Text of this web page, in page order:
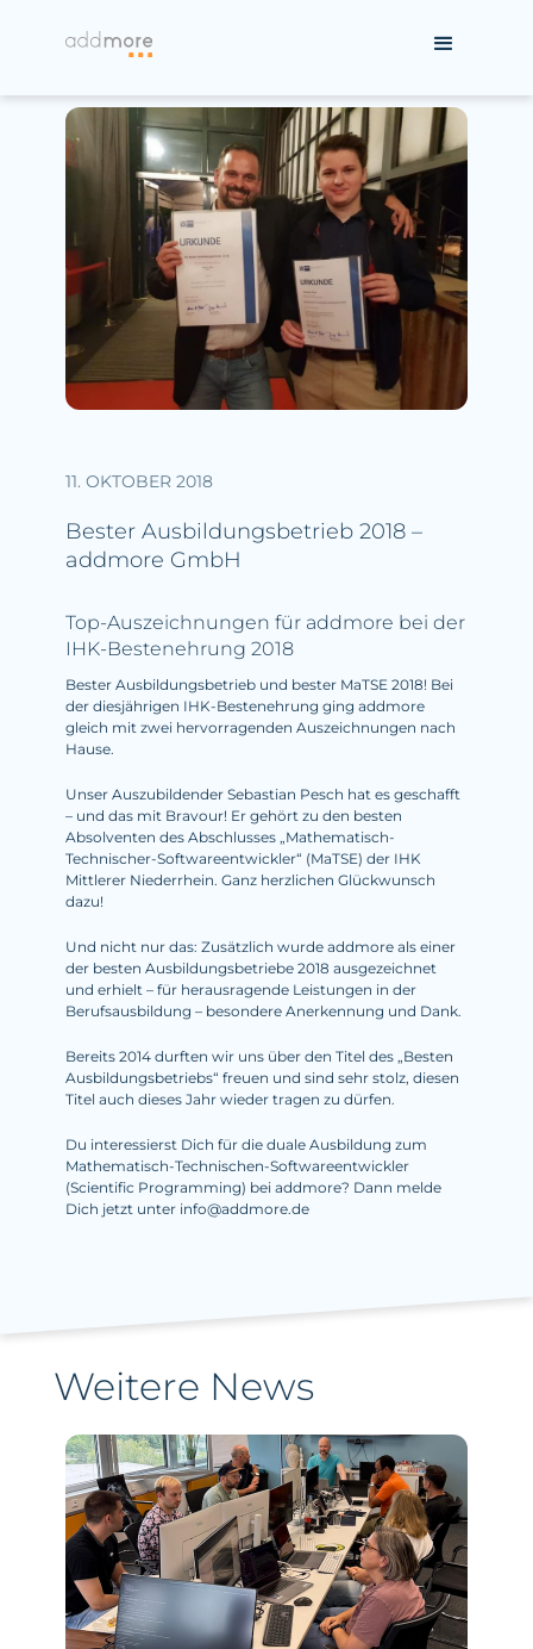
11. OKTOBER 2018
Bester Ausbildungsbetrieb 2018 –
addmore GmbH
Top-Auszeichnungen für addmore bei der
IHK-Bestenehrung 2018
Bester Ausbildungsbetrieb und bester MaTSE 2018! Bei
der diesjährigen IHK-Bestenehrung ging addmore
gleich mit zwei hervorragenden Auszeichnungen nach
Hause.
Unser Auszubildender Sebastian Pesch hat es geschafft
– und das mit Bravour! Er gehört zu den besten
Absolventen des Abschlusses „Mathematisch-
Technischer-Softwareentwickler“ (MaTSE) der IHK
Mittlerer Niederrhein. Ganz herzlichen Glückwunsch
dazu!
Und nicht nur das: Zusätzlich wurde addmore als einer
der besten Ausbildungsbetriebe 2018 ausgezeichnet
und erhielt – für herausragende Leistungen in der
Berufsausbildung – besondere Anerkennung und Dank.
Bereits 2014 durften wir uns über den Titel des „Besten
Ausbildungsbetriebs“ freuen und sind sehr stolz, diesen
Titel auch dieses Jahr wieder tragen zu dürfen.
Du interessierst Dich für die duale Ausbildung zum
Mathematisch-Technischen-Softwareentwickler
(Scientific Programming) bei addmore? Dann melde
Dich jetzt unter info@addmore.de
Weitere News